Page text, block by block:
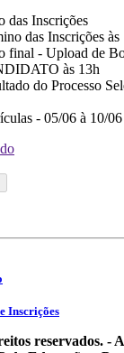
das Inscrições
das Inscrições às
final - Upload de
às 13h
do Processo
- 05/06 à 10/
Inscrições
reservados. -